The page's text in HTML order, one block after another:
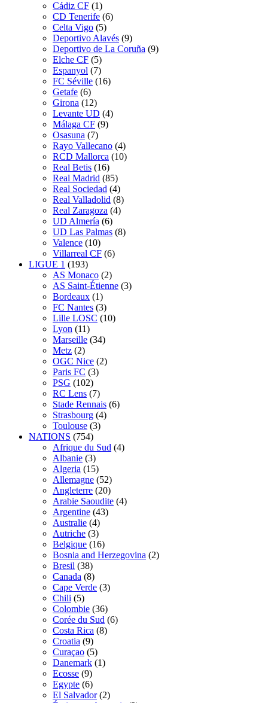
Cádiz CF (1)
CD Tenerife (6)
Celta Vigo (5)
Deportivo Alavés (9)
Deportivo de La Coruña (9)
Elche CF (5)
Espanyol (7)
FC Séville (16)
Getafe (6)
Girona (12)
Levante UD (4)
Málaga CF (9)
Osasuna (7)
Rayo Vallecano (4)
RCD Mallorca (10)
Real Betis (16)
Real Madrid (85)
Real Sociedad (4)
Real Valladolid (8)
Real Zaragoza (4)
UD Almería (6)
UD Las Palmas (8)
Valence (10)
Villarreal CF (6)
LIGUE 1 (193)
AS Monaco (2)
AS Saint-Étienne (3)
Bordeaux (1)
FC Nantes (3)
Lille LOSC (10)
Lyon (11)
Marseille (34)
Metz (2)
OGC Nice (2)
Paris FC (3)
PSG (102)
RC Lens (7)
Stade Rennais (6)
Strasbourg (4)
Toulouse (3)
NATIONS (754)
Afrique du Sud (4)
Albanie (3)
Algeria (15)
Allemagne (52)
Angleterre (20)
Arabie Saoudite (4)
Argentine (43)
Australie (4)
Autriche (3)
Belgique (16)
Bosnia and Herzegovina (2)
Bresil (38)
Canada (8)
Cape Verde (3)
Chili (5)
Colombie (36)
Corée du Sud (6)
Costa Rica (8)
Croatia (9)
Curaçao (5)
Danemark (1)
Ecosse (9)
Egypte (6)
El Salvador (2)